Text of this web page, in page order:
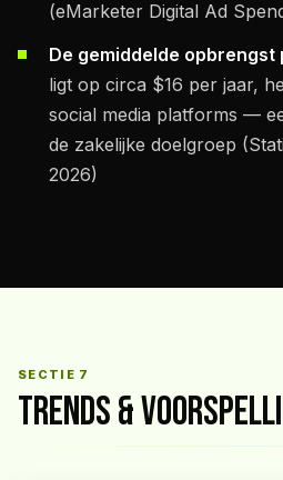
(eMarketer Digital Ad
De gemiddelde opbrengst
ligt op circa $16 per jaar,
social media platforms —
de zakelijke doelgroep
2026)
SECTIE 7
TRENDS &